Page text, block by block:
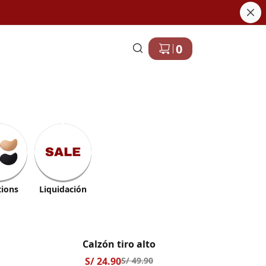
0
Liquidación
Calzón tiro alto
S/ 24.90S/ 49.90